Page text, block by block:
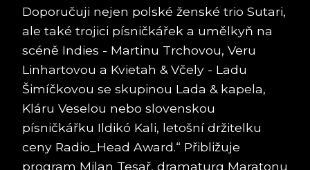
Doporučuji nejen polské ženské trio Sutari,
ale také trojici písničkářek a umělkyň na
scéně Indies - Martinu Trchovou, Veru
Linhartovou a Kvietah & Včely - Ladu
Šimíčkovou se skupinou Lada & kapela,
Kláru Veselou nebo slovenskou
písničkářku Ildikó Kali, letošní držitelku
ceny Radio_Head Award.“ Přibližuje
program Milan Tesař, dramaturg Maratonu